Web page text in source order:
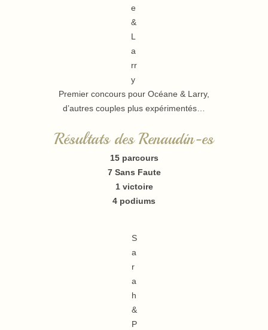
e
&
L
a
rr
y
Premier concours pour Océane & Larry,
d’autres couples plus expérimentés…
Résultats des Renaudin-es
15 parcours
7 Sans Faute
1 victoire
4 podiums
S
a
r
a
h
&
P